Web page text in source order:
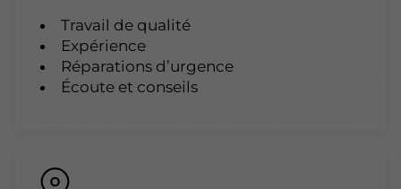
Travail de qualité
Expérience
Réparations d’urgence
Écoute et conseils